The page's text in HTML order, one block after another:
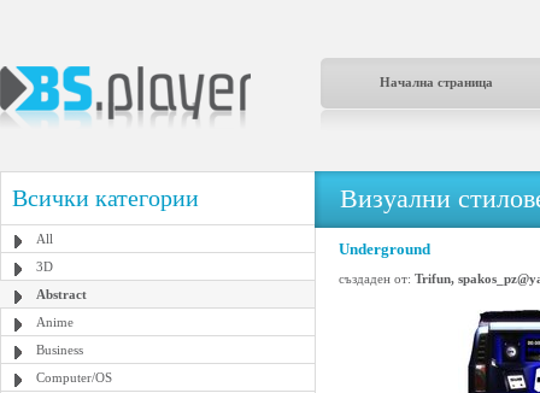
Начална страница
Всички категории
All
3D
Abstract
Anime
Business
Computer/OS
Визуални
Underground
създаден от: Trifun,